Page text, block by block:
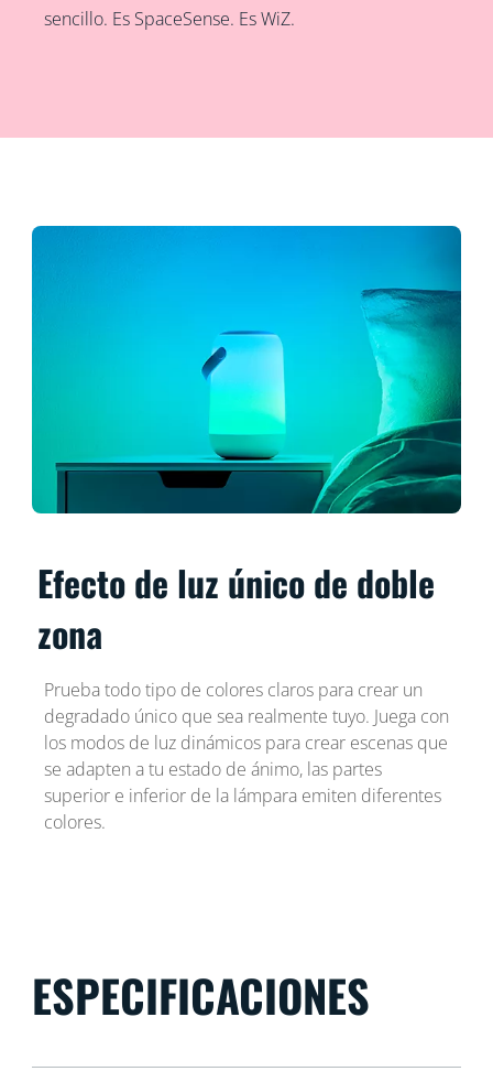
sencillo. Es SpaceSense. Es WiZ.
Efecto de luz único de doble
zona
Prueba todo tipo de colores claros para crear un
degradado único que sea realmente tuyo. Juega con
los modos de luz dinámicos para crear escenas que
se adapten a tu estado de ánimo, las partes
superior e inferior de la lámpara emiten diferentes
colores.
ESPECIFICACIONES